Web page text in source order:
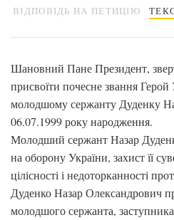
ВІДПОВІДЬ НА ПЕТИЦІЮ
Шановний Пане Президент,
присвоїти почесне звання
молодшому сержанту Дуденку
06.07.1999 року народження.
Молодший сержант Назар
на оборону України, захист її
цілісності і недоторканності
Дуденко Назар Олександрович
молодшого сержанта,